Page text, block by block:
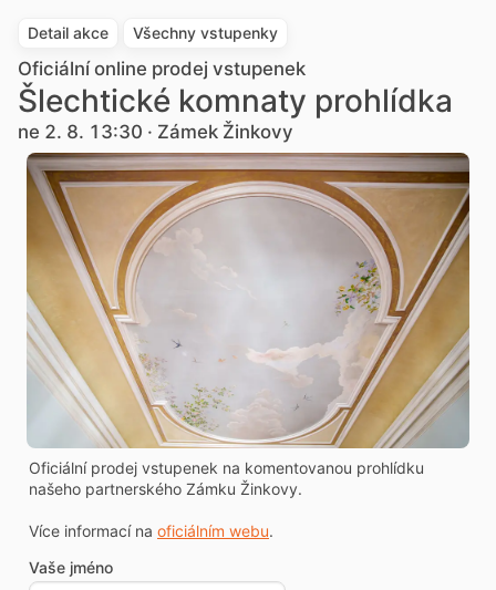
Detail akce Všechny vstupenky
Oficiální online prodej vstupenek
Šlechtické komnaty prohlídka
ne 2. 8. 13:30 · Zámek Žinkovy
Oficiální prodej vstupenek na komentovanou prohlídku
našeho partnerského Zámku Žinkovy.
Více informací na oficiálním webu.
Vaše jméno